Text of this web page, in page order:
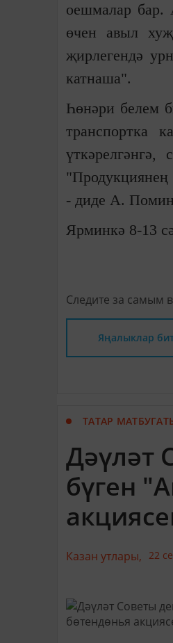
оешмалар бар.
өчен авыл
җирлегендә
катнаша".
Һөнәри белем
транспортка
үткәрелгәнгә,
"Продукциянең
- диде А.
Ярминкә 8-13
Следите за самым
Яңалыклар
ТАТАР
Дәүләт
бүген
Казан утлары, 22